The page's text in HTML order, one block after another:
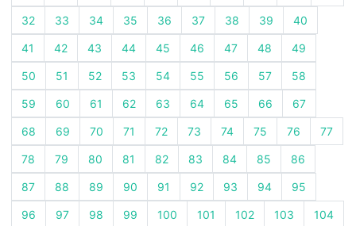
32 33 34 35 36 37 38 39 40
41 42 43 44 45 46 47 48 49
50 51 52 53 54 55 56 57 58
59 60 61 62 63 64 65 66 67
68 69 70 71 72 73 74 75 76 77
78 79 80 81 82 83 84 85 86
87 88 89 90 91 92 93 94 95
96 97 98 99 100 101 102 103 104